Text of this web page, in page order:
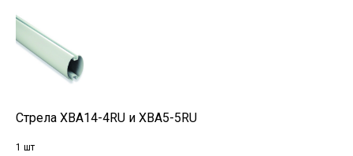
Стрела XBA14-4RU и XBA5-5RU
1 шт